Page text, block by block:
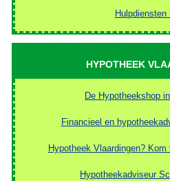
Hulpdiensten
HYPOTHEEK
De Hypotheekshop
Financieel en
Hypotheek Vlaardingen?
Hypotheekadviseur